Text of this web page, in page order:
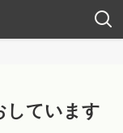
しています